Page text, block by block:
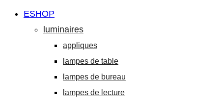
ESHOP
luminaires
appliques
lampes de table
lampes de bureau
lampes de lecture